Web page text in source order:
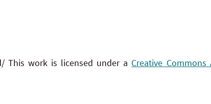
This work is licensed under a Creative